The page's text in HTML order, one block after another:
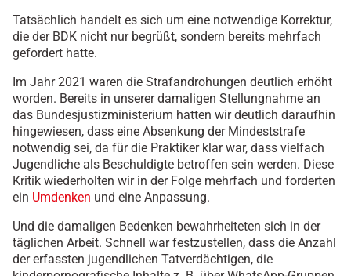
Tatsächlich handelt es sich um eine notwendige Korrektur,
die der BDK nicht nur begrüßt, sondern bereits mehrfach
gefordert hatte.
Im Jahr 2021 waren die Strafandrohungen deutlich erhöht
worden. Bereits in unserer damaligen Stellungnahme an
das Bundesjustizministerium hatten wir deutlich daraufhin
hingewiesen, dass eine Absenkung der Mindeststrafe
notwendig sei, da für die Praktiker klar war, dass vielfach
Jugendliche als Beschuldigte betroffen sein werden. Diese
Kritik wiederholten wir in der Folge mehrfach und forderten
ein Umdenken und eine Anpassung.
Und die damaligen Bedenken bewahrheiteten sich in der
täglichen Arbeit. Schnell war festzustellen, dass die Anzahl
der erfassten jugendlichen Tatverdächtigen, die